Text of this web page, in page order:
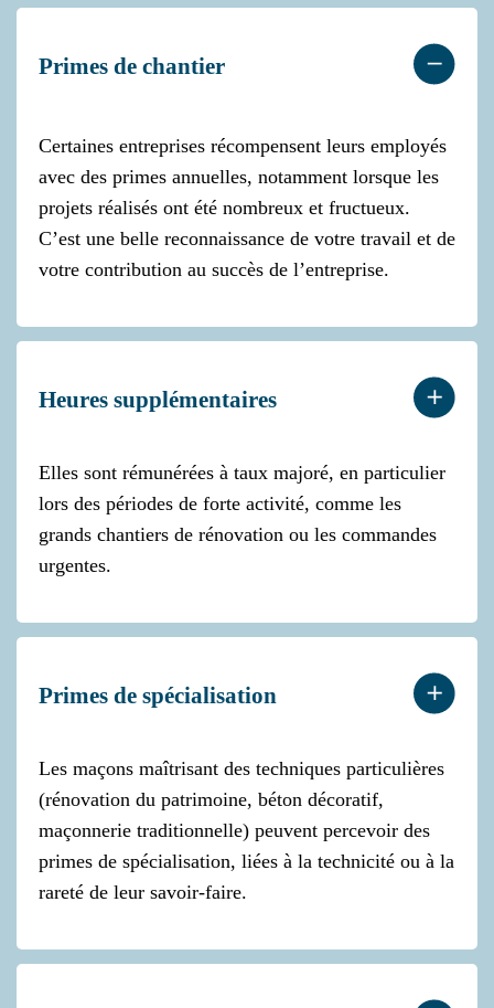
Primes de chantier
Certaines entreprises récompensent leurs employés
avec des primes annuelles, notamment lorsque les
projets réalisés ont été nombreux et fructueux.
C’est une belle reconnaissance de votre travail et de
votre contribution au succès de l’entreprise.
Heures supplémentaires
Elles sont rémunérées à taux majoré, en particulier
lors des périodes de forte activité, comme les
grands chantiers de rénovation ou les commandes
urgentes.
Primes de spécialisation
Les maçons maîtrisant des techniques particulières
(rénovation du patrimoine, béton décoratif,
maçonnerie traditionnelle) peuvent percevoir des
primes de spécialisation, liées à la technicité ou à la
rareté de leur savoir-faire.